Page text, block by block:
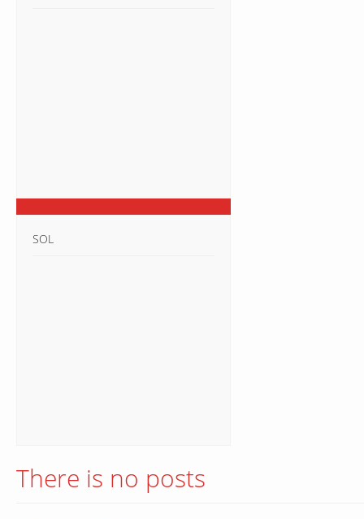
SOL
There is no posts